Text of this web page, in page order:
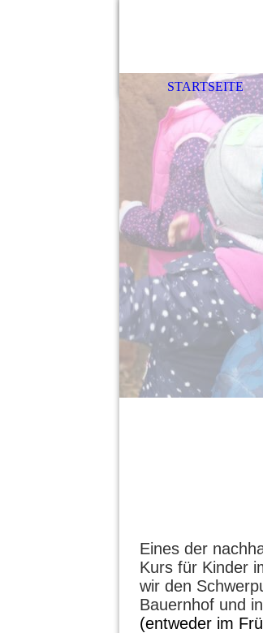
STARTSEITE
Eines der
Kurs für Kinder
wir den
Bauernhof und
(entweder im